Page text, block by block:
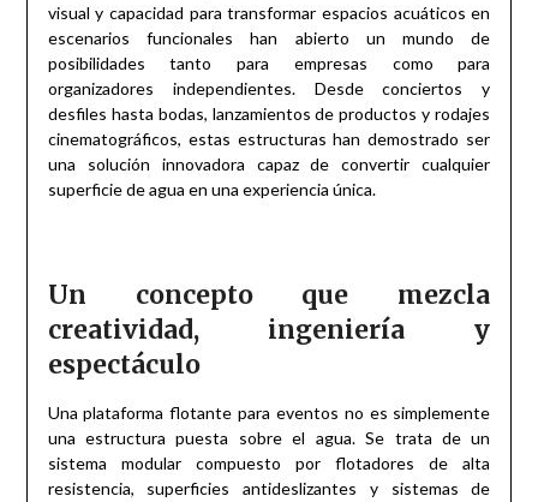
visual y capacidad para transformar espacios acuáticos en
escenarios funcionales han abierto un mundo de
posibilidades tanto para empresas como para
organizadores independientes. Desde conciertos y
desfiles hasta bodas, lanzamientos de productos y rodajes
cinematográficos, estas estructuras han demostrado ser
una solución innovadora capaz de convertir cualquier
superficie de agua en una experiencia única.
Un concepto que mezcla
creatividad, ingeniería y
espectáculo
Una plataforma flotante para eventos no es simplemente
una estructura puesta sobre el agua. Se trata de un
sistema modular compuesto por flotadores de alta
resistencia, superficies antideslizantes y sistemas de